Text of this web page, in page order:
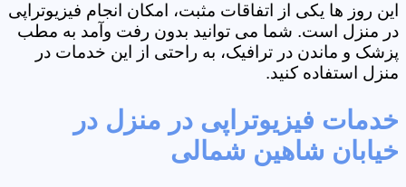
این روز ها یکی از اتفاقات مثبت، امکان انجام فیزیوتراپی
در منزل است. شما می توانید بدون رفت وآمد به مطب
پزشک و ماندن در ترافیک، به راحتی از این خدمات در
منزل استفاده کنید.
خدمات فیزیوتراپی در منزل در
خیابان شاهین شمالی